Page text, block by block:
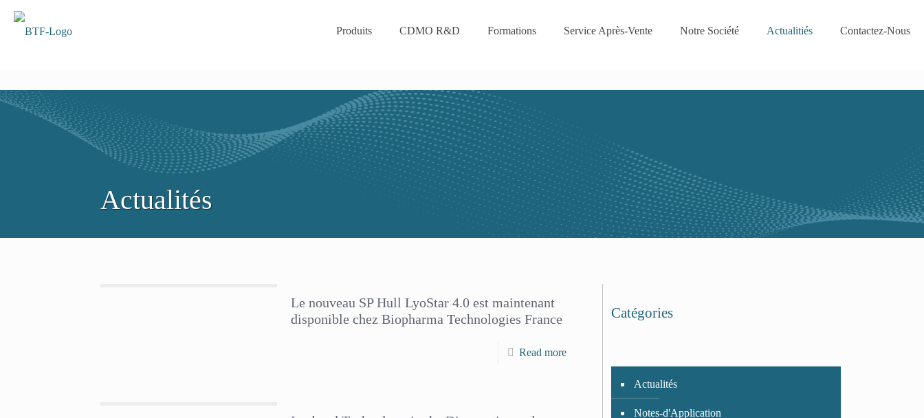
Produits CDMO R&D Formations Service Après-Vente Notre Société Actualitiés Contactez-Nous
Actualités
Le nouveau SP Hull LyoStar 4.0 est maintenant
disponible chez Biopharma Technologies France
Read more
Catégories
Actualités
Notes-d'Application